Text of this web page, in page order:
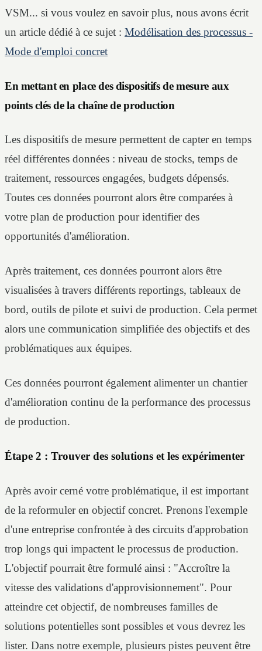
VSM... si vous voulez en savoir plus, nous avons écrit
un article dédié à ce sujet : Modélisation des processus -
Mode d'emploi concret
En mettant en place des dispositifs de mesure aux
points clés de la chaîne de production
Les dispositifs de mesure permettent de capter en temps
réel différentes données : niveau de stocks, temps de
traitement, ressources engagées, budgets dépensés.
Toutes ces données pourront alors être comparées à
votre plan de production pour identifier des
opportunités d'amélioration.
Après traitement, ces données pourront alors être
visualisées à travers différents reportings, tableaux de
bord, outils de pilote et suivi de production. Cela permet
alors une communication simplifiée des objectifs et des
problématiques aux équipes.
Ces données pourront également alimenter un chantier
d'amélioration continu de la performance des processus
de production.
Étape 2 : Trouver des solutions et les expérimenter
Après avoir cerné votre problématique, il est important
de la reformuler en objectif concret. Prenons l'exemple
d'une entreprise confrontée à des circuits d'approbation
trop longs qui impactent le processus de production.
L'objectif pourrait être formulé ainsi : "Accroître la
vitesse des validations d'approvisionnement". Pour
atteindre cet objectif, de nombreuses familles de
solutions potentielles sont possibles et vous devrez les
lister. Dans notre exemple, plusieurs pistes peuvent être